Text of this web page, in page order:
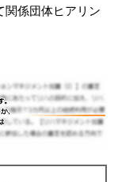
関係団体ヒアリン